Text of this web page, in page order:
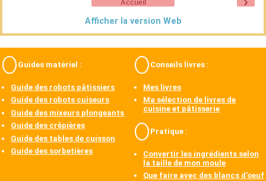
Accueil
Afficher la version Web
Guides matériel :
Guide des robots pâtissiers
Guide des robots cuiseurs
Guide des mixeurs plongeants
Guide des crêpières
Guide des tables de cuisson
Guide des sorbetières
Conseils livres :
Mes livres
Ma sélection de livres de
cuisine et pâtisserie
Pratique :
Convertir les ingrédients selon
la taille de mon moule
Que faire avec des blancs d'oeuf